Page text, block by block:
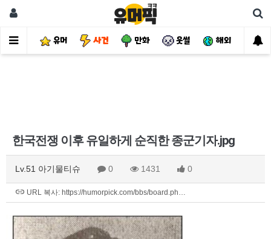
유머 사건 만화 웃썰 해외 핫
한국전쟁 이후 유일하게 순직한 종군기자.jpg
Lv.51 아기물티슈 0 1431 0
URL 복사: https://humorpick.com/bbs/board.ph…